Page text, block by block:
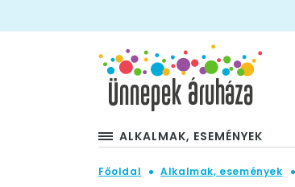
ALKALMAK, ESEMÉNYEK
Főoldal Alkalmak, események